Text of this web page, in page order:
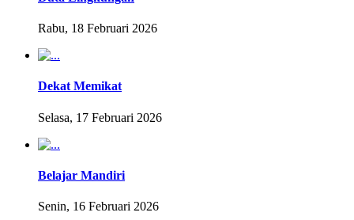
Rabu, 18 Februari 2026
Dekat Memikat
Selasa, 17 Februari 2026
Belajar Mandiri
Senin, 16 Februari 2026